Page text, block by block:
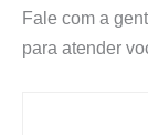
Fale com a
para atender